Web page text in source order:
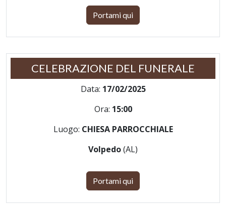
Portami qui
CELEBRAZIONE DEL FUNERALE
Data: 17/02/2025
Ora: 15:00
Luogo: CHIESA PARROCCHIALE
Volpedo(AL)
Portami qui